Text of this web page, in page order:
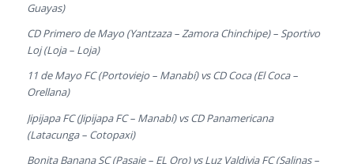
Guayas)
CD Primero de Mayo (Yantzaza – Zamora Chinchipe) – Sportivo
Loj (Loja – Loja)
11 de Mayo FC (Portoviejo – Manabí) vs CD Coca (El Coca –
Orellana)
Jipijapa FC (Jipijapa FC – Manabí) vs CD Panamericana
(Latacunga – Cotopaxi)
Bonita Banana SC (Pasaje – EL Oro) vs Luz Valdivia FC (Salinas –